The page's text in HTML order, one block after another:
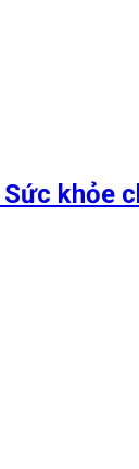
khỏe